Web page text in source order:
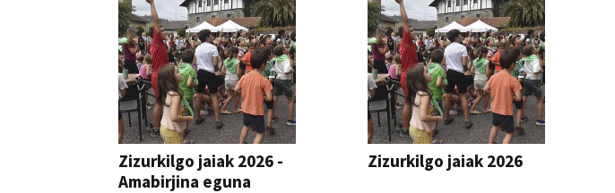
Zizurkilgo jaiak 2026 -
Amabirjina eguna
Zizurkilgo jaiak 2026